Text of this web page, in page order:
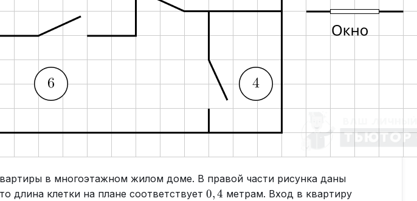
в многоэтажном жилом доме. В правой части рисунка даны
длина клетки на плане соответствует 0,4
0,4 метрам. Вход в квартиру